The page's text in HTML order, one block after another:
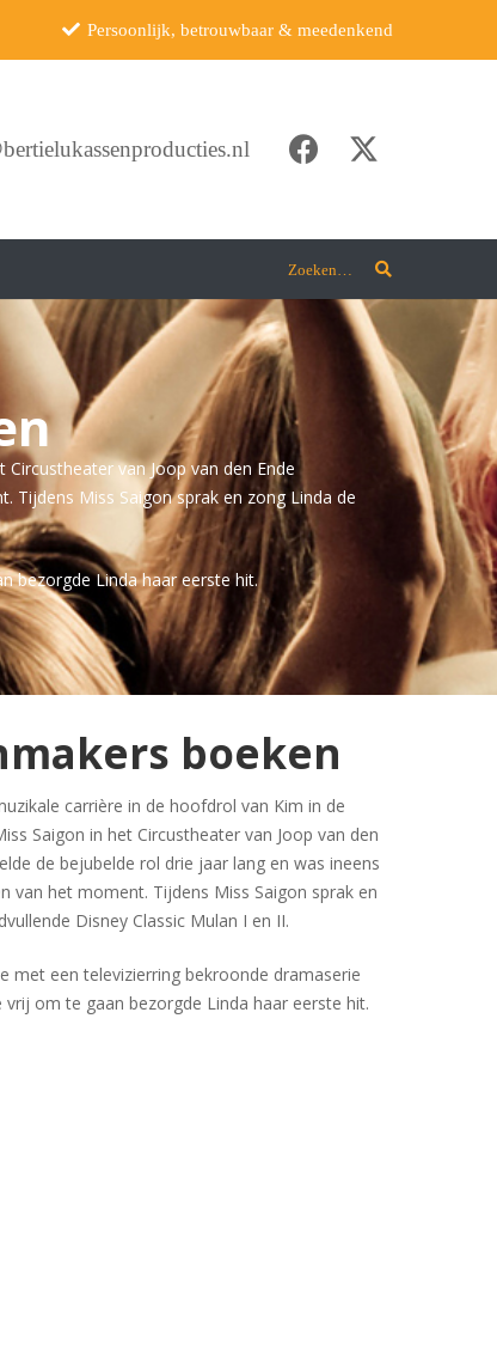
Persoonlijk, betrouwbaar & meedenkend
Zoeken…
van Joop van den Ende
Tijdens Miss Saigon sprak en zong Linda de
bezorgde Linda haar eerste hit.
boeken
carrière in de hoofdrol van Kim in de
Saigon in het Circustheater van Joop van den
de bejubelde rol drie jaar lang en was ineens
van het moment. Tijdens Miss Saigon sprak en
Disney Classic Mulan I en II.
met een televizierring bekroonde dramaserie
om te gaan bezorgde Linda haar eerste hit.